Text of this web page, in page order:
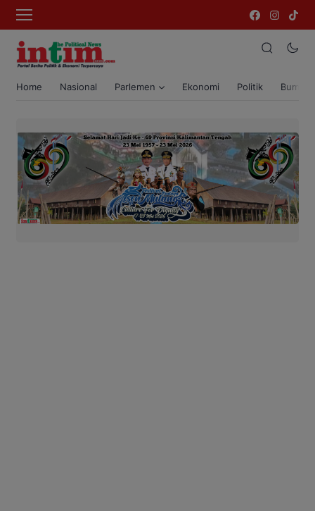
Home Nasional Parlemen Ekonomi Politik Bumi